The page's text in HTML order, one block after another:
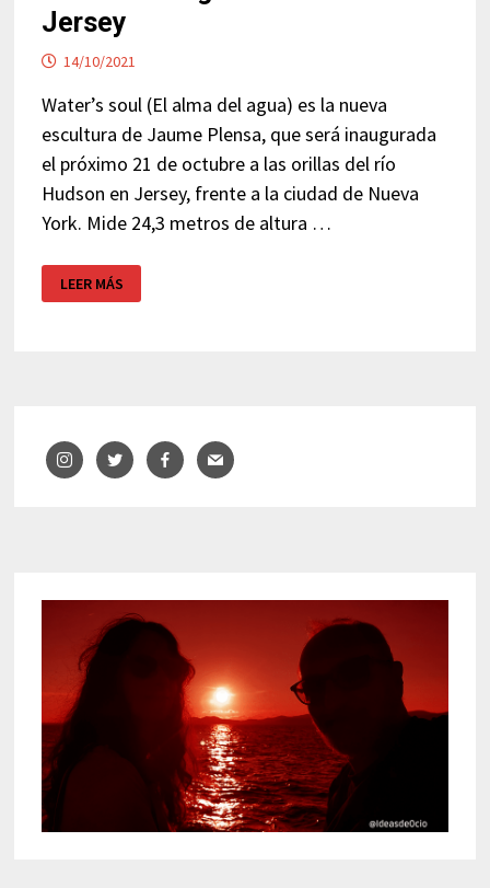
Jersey
14/10/2021
Water’s soul (El alma del agua) es la nueva
escultura de Jaume Plensa, que será inaugurada
el próximo 21 de octubre a las orillas del río
Hudson en Jersey, frente a la ciudad de Nueva
York. Mide 24,3 metros de altura …
ALMA
DEL
LEER MÁS